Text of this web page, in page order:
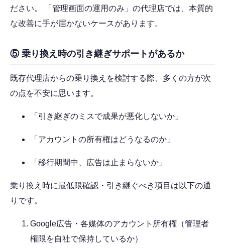
ださい。 「管理画面の運用のみ」の代理店では、本質的
な改善に手が届かないケースがあります。
⑤ 乗り換え時の引き継ぎサポートがあるか
既存代理店からの乗り換えを検討する際、多くの方が次
の点を不安に思います。
「引き継ぎのミスで成果が悪化しないか」
「アカウントの所有権はどうなるのか」
「移行期間中、広告は止まらないか」
乗り換え時に最低限確認・引き継ぐべき項目は以下の通
りです。
Google広告・各媒体のアカウント所有権（管理者
権限を自社で保持しているか）